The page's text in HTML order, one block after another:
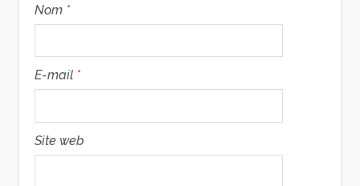
Nom *
E-mail *
Site web